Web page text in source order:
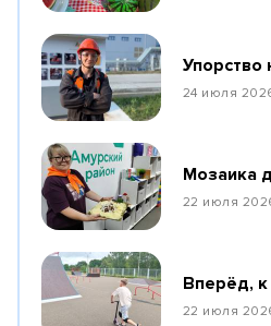
Упорство
24 июля
Мозаика
22 июля
Вперёд,
22 июля